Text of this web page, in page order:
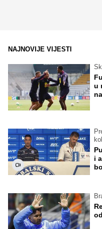
NAJNOVIJE VIJESTI
u
i